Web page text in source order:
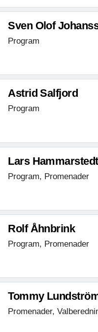
Sven Olof
Program
Astrid Salfjord
Program
Lars Hammarstedt
Program, Promenader
Rolf Åhnbrink
Program, Promenader
Tommy
Promenader,